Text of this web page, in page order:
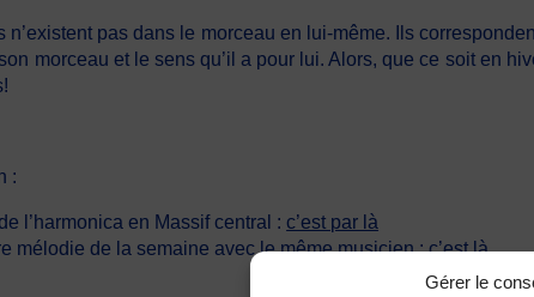
Gérer le
n’existent pas dans le morceau en lui-même. Ils
morceau et le sens qu’il a pour lui. Alors, que ce soit en
:
l’harmonica en Massif central : c’est par là
mélodie de la semaine avec le même musicien :c’est là